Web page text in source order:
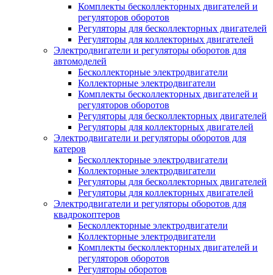
Комплекты бесколлекторных двигателей и
регуляторов оборотов
Регуляторы для бесколлекторных двигателей
Регуляторы для коллекторных двигателей
Электродвигатели и регуляторы оборотов для
автомоделей
Бесколлекторные электродвигатели
Коллекторные электродвигатели
Комплекты бесколлекторных двигателей и
регуляторов оборотов
Регуляторы для бесколлекторных двигателей
Регуляторы для коллекторных двигателей
Электродвигатели и регуляторы оборотов для
катеров
Бесколлекторные электродвигатели
Коллекторные электродвигатели
Регуляторы для бесколлекторных двигателей
Регуляторы для коллекторных двигателей
Электродвигатели и регуляторы оборотов для
квадрокоптеров
Бесколлекторные электродвигатели
Коллекторные электродвигатели
Комплекты бесколлекторных двигателей и
регуляторов оборотов
Регуляторы оборотов